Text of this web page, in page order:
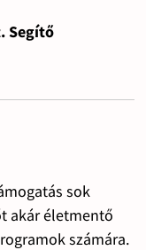
Segítő
sok
akár életmentő
számára.